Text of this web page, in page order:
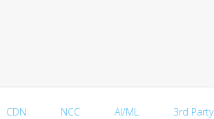
CDN NCC AI/ML 3rd Party